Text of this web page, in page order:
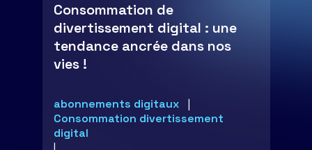
Consommation de
divertissement digital : une
tendance ancrée dans nos
vies !
abonnements digitaux
Consommation divertissement
digital